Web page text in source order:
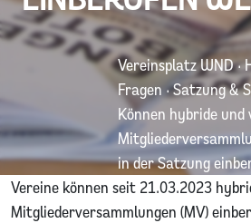
Vereinsplatz WND·
Fragen ·Satzung &
Können hybride
in der Satzung
Vereine können seit 21.03.2023
Mitgliederversammlungen (MV)